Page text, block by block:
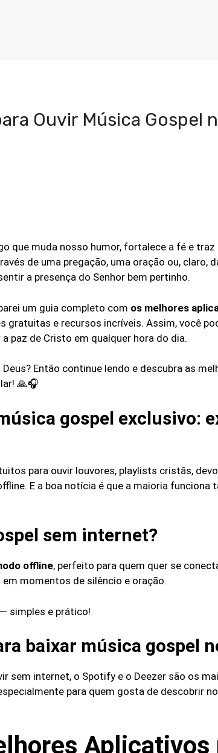
Ouvir Música Gospel
que muda nosso humor, fortalece a fé e traz
de uma pregação, uma oração ou, claro,
a presença do Senhor bem pertinho.
um guia completo com os melhores
gratuitas e recursos incríveis. Assim, você
paz de Cristo em qualquer hora do dia.
Então continue lendo e descubra as
🙏🎧
gospel exclusivo:
para ouvir louvores, playlists cristãs,
E a boa notícia é que a maioria funciona
sem internet?
offline, perfeito para quem quer se
momentos de silêncio e oração.
simples e prático!
baixar música gospel
sem internet, o Spotify e o Deezer são os
para quem gosta de descobrir
Aplicativos